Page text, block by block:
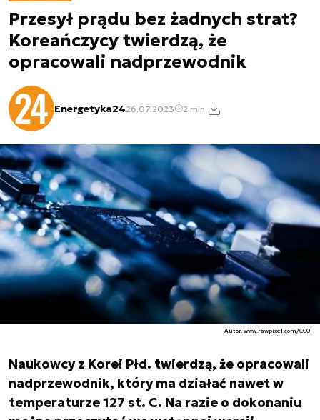
Przesył prądu bez żadnych strat?
Koreańczycy twierdzą, że
opracowali nadprzewodnik
Energetyka2426.07.2023 2 min.
Autor. www.rawpixel.com/CC0
Naukowcy z Korei Płd. twierdzą, że opracowali
nadprzewodnik, który ma działać nawet w
temperaturze 127 st. C. Na razie o dokonaniu